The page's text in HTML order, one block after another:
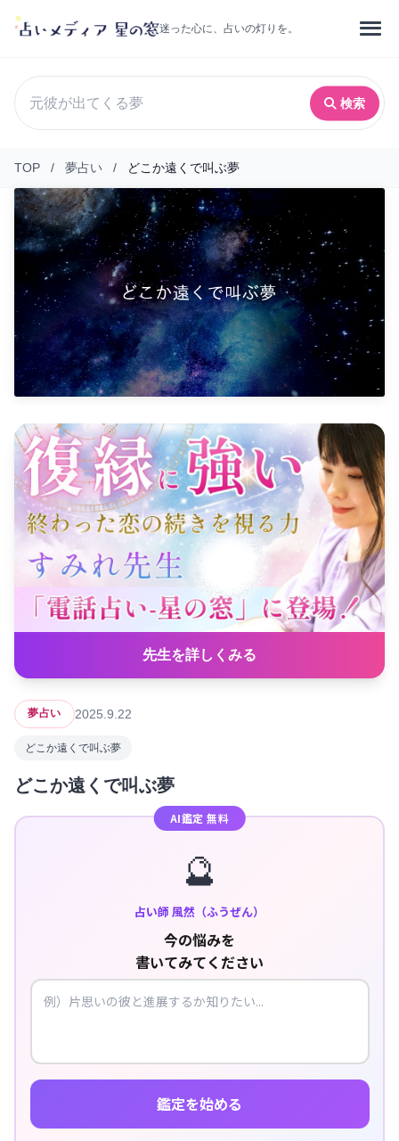
迷った心に、占いの灯りを。
検索
TOP / 夢占い / どこか遠くで叫ぶ夢
先生を詳しくみる
夢占い 2025.9.22
どこか遠くで叫ぶ夢
どこか遠くで叫ぶ夢
AI鑑定 無料
🔮
占い師 風然（ふうぜん）
今の悩みを
書いてみてください
鑑定を始める